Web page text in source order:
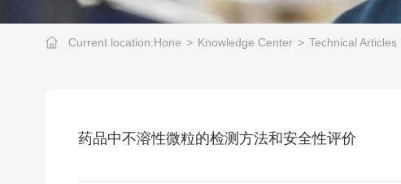
Current location:Hone > Knowledge Center > Technical Articles
药品中不溶性微粒的检测方法和安全性评价